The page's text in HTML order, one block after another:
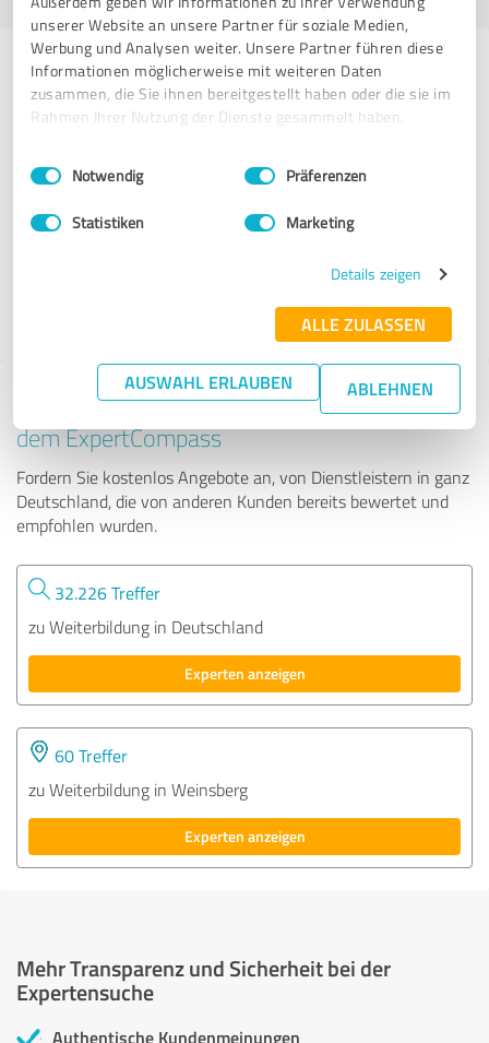
unserer Website an unsere Partner für soziale Medien,
Werbung und Analysen weiter. Unsere Partner führen diese
Informationen möglicherweise mit weiteren Daten
zusammen, die Sie ihnen bereitgestellt haben oder die sie im
Rahmen Ihrer Nutzung der Dienste gesammelt haben.
Impressum Datenschutzbestimmungen
Einwilligungsauswahl
Notwendig Präferenzen
Statistiken Marketing
Details zeigen
ALLE ZULASSEN
AUSWAHL ERLAUBEN ABLEHNEN
Erfahrungen zu weiteren
Anbietern aus dem Bereich
QMSchool
Tipp: Die passenden Experten finden - mit
dem ExpertCompass
Fordern Sie kostenlos Angebote an, von Dienstleistern in ganz
Deutschland, die von anderen Kunden bereits bewertet und
empfohlen wurden.
32.226 Treffer
zu Weiterbildung in Deutschland
Experten anzeigen
60 Treffer
zu Weiterbildung in Weinsberg
Experten anzeigen
Mehr Transparenz und Sicherheit bei der
Expertensuche
Authentische Kundenmeinungen